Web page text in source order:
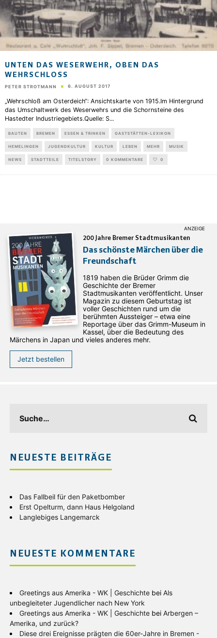
UNTEN DAS WESERWEHR, OBEN DAS
WEHRSCHLOSS
PETER STROTMANN 6. AUGUST 2017
„Wehrschloß am Osterdeich“: Ansichtskarte von 1915.Im Hintergrund
das Umschaltwerk des Weserwehrs und die Schornsteine des
Hastedter Industriegebiets.Quelle: S...
BAUTEN BREMEN ESSEN & TRINKEN GASTSTÄTTEN-LEXIKON
HEMELINGEN JUGENDKULTUR KULTUR LEBEN MEHR MUSIK
NEWS STADTTEILE TITELSTORY 0 KOMMENTARE 0
200 Jahre Bremer Stadtmusikanten
Das schönste Märchen über die
Freundschaft
1819 haben die Brüder Grimm die
Geschichte der Bremer
Stadtmusikanten veröffentlicht. Unser
Magazin zu diesem Geburtstag ist
voller Geschichten rund um die
berühmten Aussteiger – etwa eine
Reportage über das Grimm-Museum in
Kassel, über die Bedeutung des
Märchens in Japan und vieles anderes mehr.
Jetzt bestellen
NEUESTE BEITRÄGE
Das Fallbeil für den Paketbomber
Erst Opelturm, dann Haus Helgoland
Langlebiges Langemarck
NEUESTE KOMMENTARE
Greetings aus Amerika - WK | Geschichte bei Als
unbegleiteter Jugendlicher nach New York
Greetings aus Amerika - WK | Geschichte bei Arbergen –
Amerika, und zurück?
Diese drei Ereignisse prägten die 60er-Jahre in Bremen -